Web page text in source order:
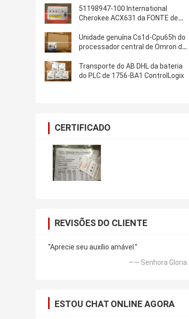
51198947-100 International
Cherokee ACX631 da FONTE de
controle MEASUREX do PLC
Unidade genuína Cs1d-Cpu65h do
processador central de Omron do
nova no transporte de DHL da
caixa
Transporte do AB DHL da bateria
do PLC de 1756-BA1 ControlLogix
CERTIFICADO
REVISÕES DO CLIENTE
“Aprecie seu auxílio amável.”
—— Senhora Gloria
ESTOU CHAT ONLINE AGORA